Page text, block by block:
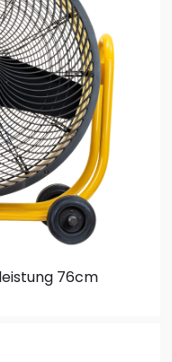
76cm